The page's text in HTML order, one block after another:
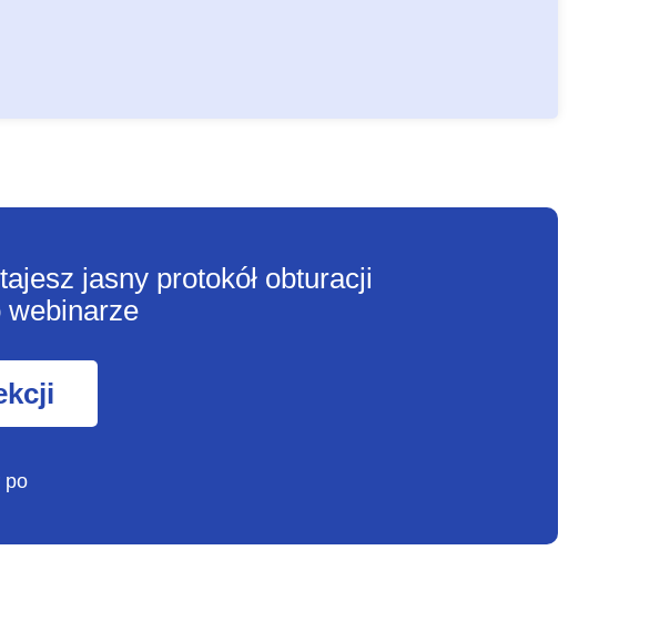
jasny protokół obturacji
webinarze
po